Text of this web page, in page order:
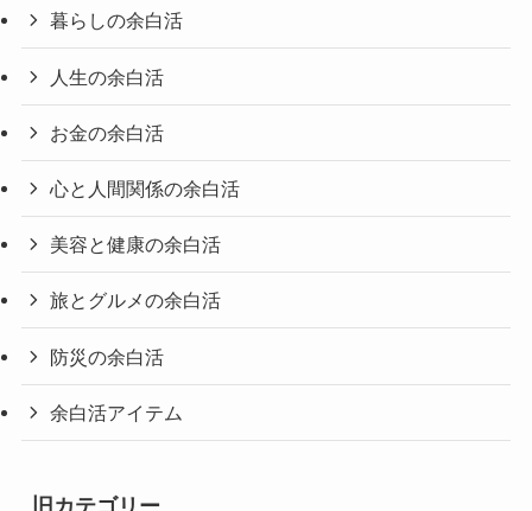
暮らしの余白活
人生の余白活
お金の余白活
心と人間関係の余白活
美容と健康の余白活
旅とグルメの余白活
防災の余白活
余白活アイテム
旧カテゴリー